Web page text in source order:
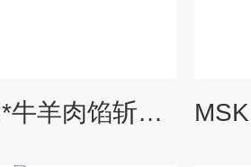
BC 402德国*牛羊肉馅斩拌机 斩拌设备